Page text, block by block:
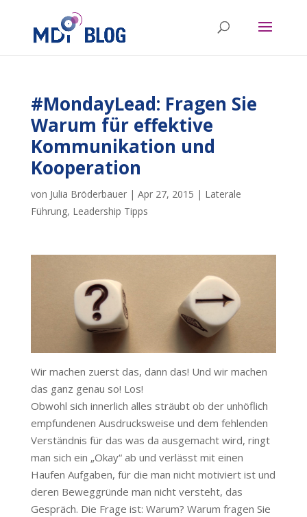
#MondayLead: Fragen Sie
Warum für effektive
Kommunikation und
Kooperation
von Julia Bröderbauer| Apr 27, 2015 | Laterale
Führung, Leadership Tipps
Wir machen zuerst das, dann das! Und wir machen
das ganz genau so! Los!
Obwohl sich innerlich alles sträubt ob der unhöflich
empfundenen Ausdrucksweise und dem fehlenden
Verständnis für das was da ausgemacht wird, ringt
man sich ein „Okay“ ab und verlässt mit einen
Haufen Aufgaben, für die man nicht motiviert ist und
deren Beweggründe man nicht versteht, das
Gespräch. Die Frage ist: Warum? Warum fragen Sie